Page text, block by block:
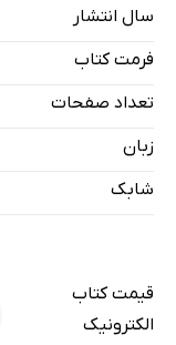
هرگز
امروز
شهرت
کار حرفه‌ای
کوچک باش
عهد
سال انتشار
فرمت کتاب
تعداد صفحات
زبان
شابک
قیمت کتاب
الکترونیک